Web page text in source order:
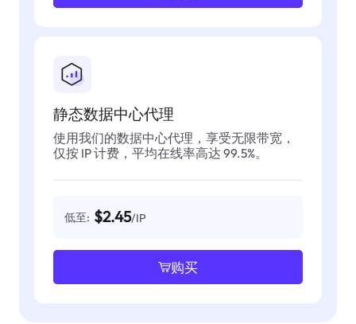
静态数据中心代理
使用我们的数据中心代理，享受无限带宽，
仅按 IP 计费，平均在线率高达 99.5%。
低至: $2.45/IP
购买